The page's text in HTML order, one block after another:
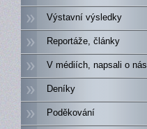
Výstavní výsledky
Reportáže, články
V médiích, napsali o nás
Deníky
Poděkování